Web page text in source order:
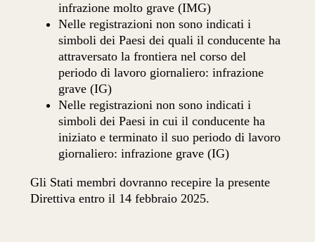
infrazione molto grave (IMG)
Nelle registrazioni non sono indicati i
simboli dei Paesi dei quali il conducente ha
attraversato la frontiera nel corso del
periodo di lavoro giornaliero: infrazione
grave (IG)
Nelle registrazioni non sono indicati i
simboli dei Paesi in cui il conducente ha
iniziato e terminato il suo periodo di lavoro
giornaliero: infrazione grave (IG)
Gli Stati membri dovranno recepire la presente
Direttiva entro il 14 febbraio 2025.